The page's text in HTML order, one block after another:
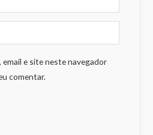
email e site neste navegador
comentar.